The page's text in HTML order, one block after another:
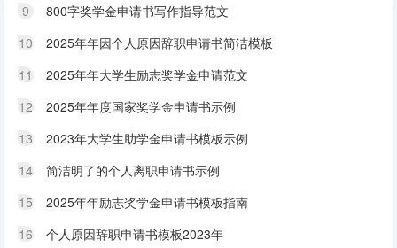
9
800字奖学金申请书写作指导范文
10
2025年年因个人原因辞职申请书简洁模板
11
2025年年大学生励志奖学金申请范文
12
2025年年度国家奖学金申请书示例
13
2023年大学生助学金申请书模板示例
14
简洁明了的个人离职申请书示例
15
2025年年励志奖学金申请书模板指南
16
个人原因辞职申请书模板2023年